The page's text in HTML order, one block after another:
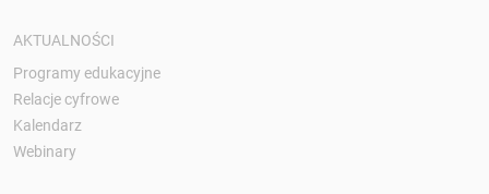
AKTUALNOŚCI
Programy edukacyjne
Relacje cyfrowe
Kalendarz
Webinary